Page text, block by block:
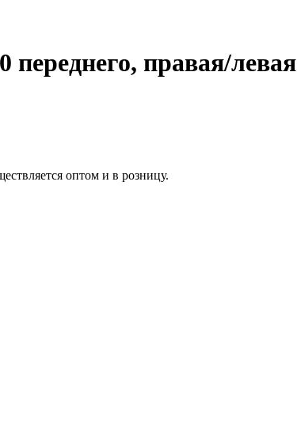
переднего, правая/левая
оптом и в розницу.